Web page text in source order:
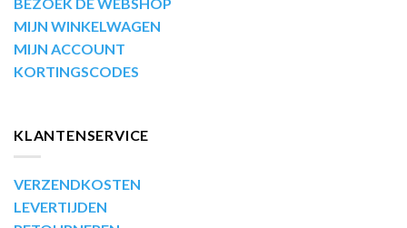
MIJN WINKELWAGEN
MIJN ACCOUNT
KORTINGSCODES
KLANTENSERVICE
VERZENDKOSTEN
LEVERTIJDEN